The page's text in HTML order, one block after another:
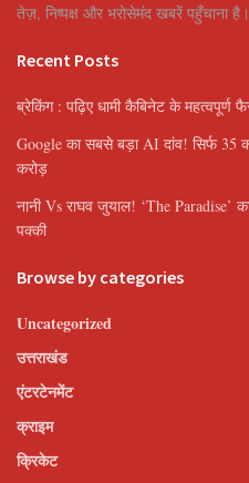
तेज़, निष्पक्ष और भरोसेमंद खबरें पहुँचाना है।
Recent Posts
ब्रेकिंग : पढ़िए धामी कैबिनेट के महत्वपूर्ण
Google का सबसे बड़ा AI दांव! सिर्फ 35
करोड़
नानी Vs राघव जुयाल! ‘The
पक्की
Browse by categories
Uncategorized
उत्तराखंड
एंटरटेनमेंट
क्राइम
क्रिकेट